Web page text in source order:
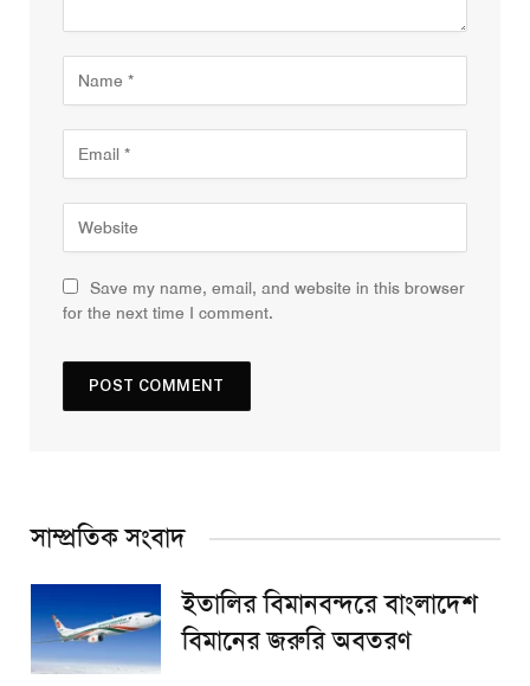
Save my name, email, and website in this browser
for the next time I comment.
সাম্প্রতিক সংবাদ
ইতালির বিমানবন্দরে বাংলাদেশ
বিমানের জরুরি অবতরণ